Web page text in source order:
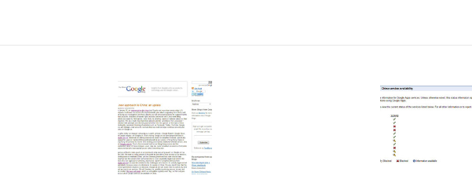
テレワーク 疲れない 跳ね上げ式アームレスト コンパクト 約105度ロッキング pc 事務椅子 360度回
ニター | FlexScan EV3240X-WT | 31.5型4K UHD・USB Type-C・ホワイト
薄型 レギュラー 1回使い捨て 無香料 ホワイト 300枚